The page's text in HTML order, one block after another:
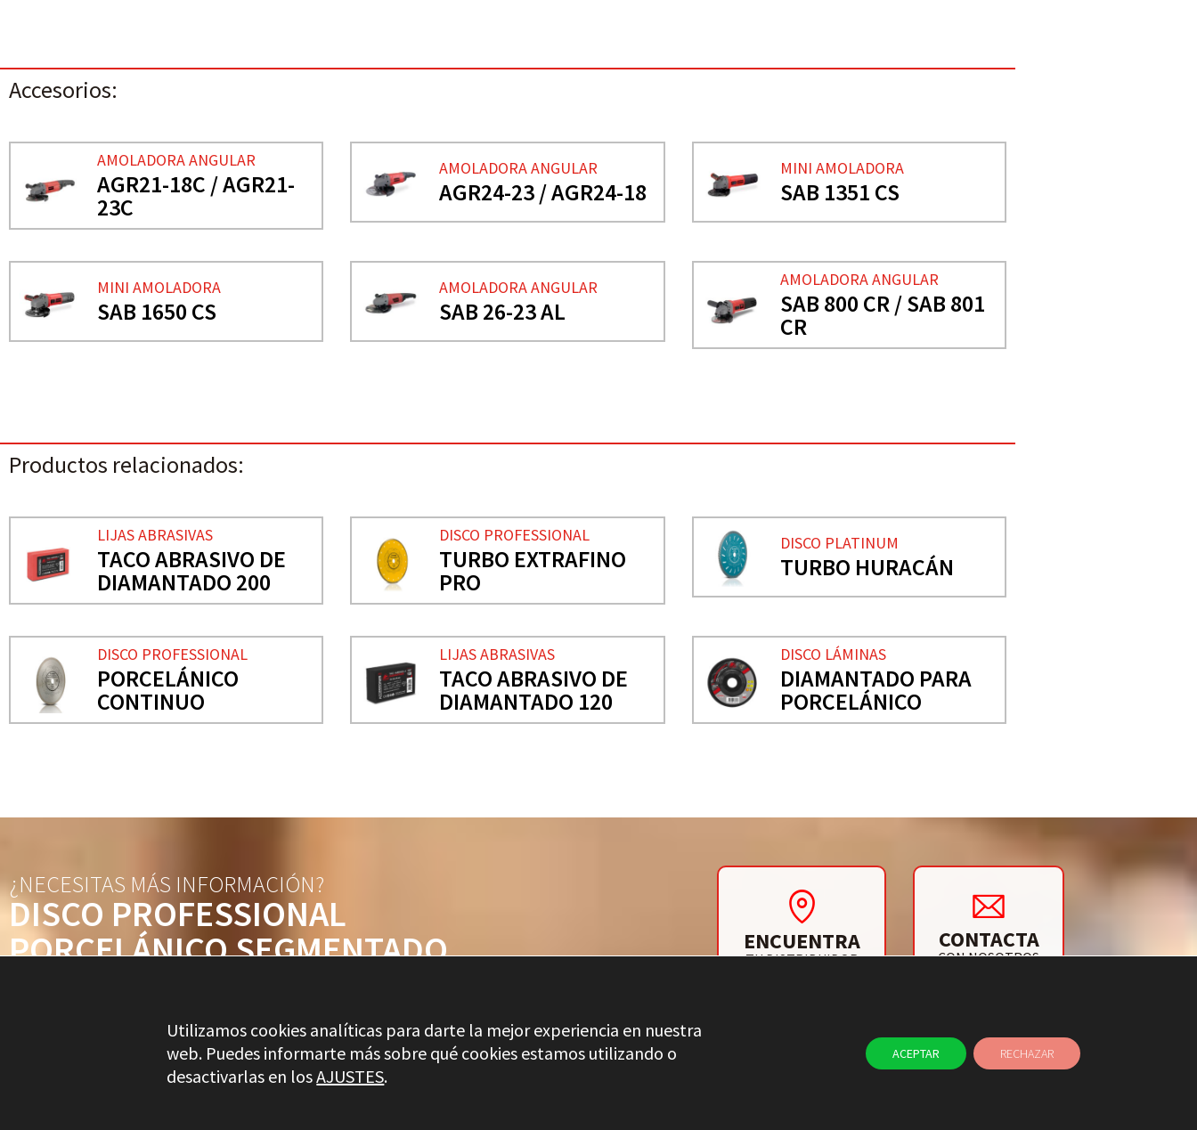
Accesorios:
AMOLADORA ANGULAR
AGR21-18C / AGR21-
23C
AMOLADORA ANGULAR
AGR24-23 / AGR24-18
MINI AMOLADORA
SAB 1351 CS
MINI AMOLADORA
SAB 1650 CS
AMOLADORA ANGULAR
SAB 26-23 AL
AMOLADORA ANGULAR
SAB 800 CR / SAB 801
CR
Productos relacionados:
LIJAS ABRASIVAS
TACO ABRASIVO DE
DIAMANTADO 200
DISCO PROFESSIONAL
TURBO EXTRAFINO
PRO
DISCO PLATINUM
TURBO HURACÁN
DISCO PROFESSIONAL
PORCELÁNICO
CONTINUO
LIJAS ABRASIVAS
TACO ABRASIVO DE
DIAMANTADO 120
DISCO LÁMINAS
DIAMANTADO PARA
PORCELÁNICO
¿NECESITAS MÁS INFORMACIÓN?
DISCO PROFESSIONAL
PORCELÁNICO SEGMENTADO
ENCUENTRA
TU DISTRIBUIDOR
CONTACTA
CON NOSOTROS
BLOG CONTACTO
Utilizamos cookies analíticas para darte la mejor experiencia en nuestra
web. Puedes informarte más sobre qué cookies estamos utilizando o
desactivarlas en losAJUSTES.
ACEPTAR RECHAZAR